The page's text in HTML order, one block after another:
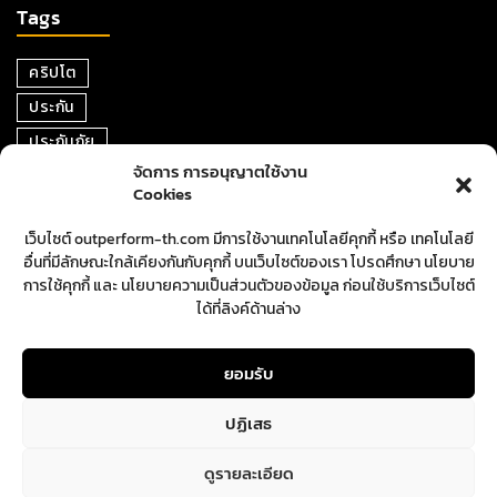
จัดการ การอนุญาตใช้งาน
Cookies
เว็บไซต์ outperform-th.com มีการใช้งานเทคโนโลยีคุกกี้ หรือ เทคโนโลยี
อื่นที่มีลักษณะใกล้เคียงกันกับคุกกี้ บนเว็บไซต์ของเรา โปรดศึกษา นโยบาย
การใช้คุกกี้ และ นโยบายความเป็นส่วนตัวของข้อมูล ก่อนใช้บริการเว็บไซต์
ได้ที่ลิงค์ด้านล่าง
ยอมรับ
ปฏิเสธ
ดูรายละเอียด
Tags
คริปโต
ประกัน
ประกันภัย
ตราสารหนี้
อสังหาริมทรัพย์
ตลาดหุ้น